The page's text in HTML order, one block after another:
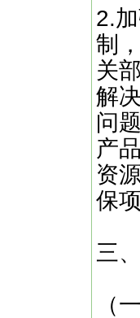
2.
制
关
解
问
产
资
保
三
（